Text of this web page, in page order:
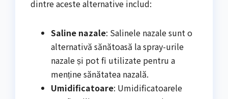
dintre aceste alternative includ:
Saline nazale: Salinele nazale sunt o
alternativă sănătoasă la spray-urile
nazale și pot fi utilizate pentru a
menține sănătatea nazală.
Umidificatoare: Umidificatoarele